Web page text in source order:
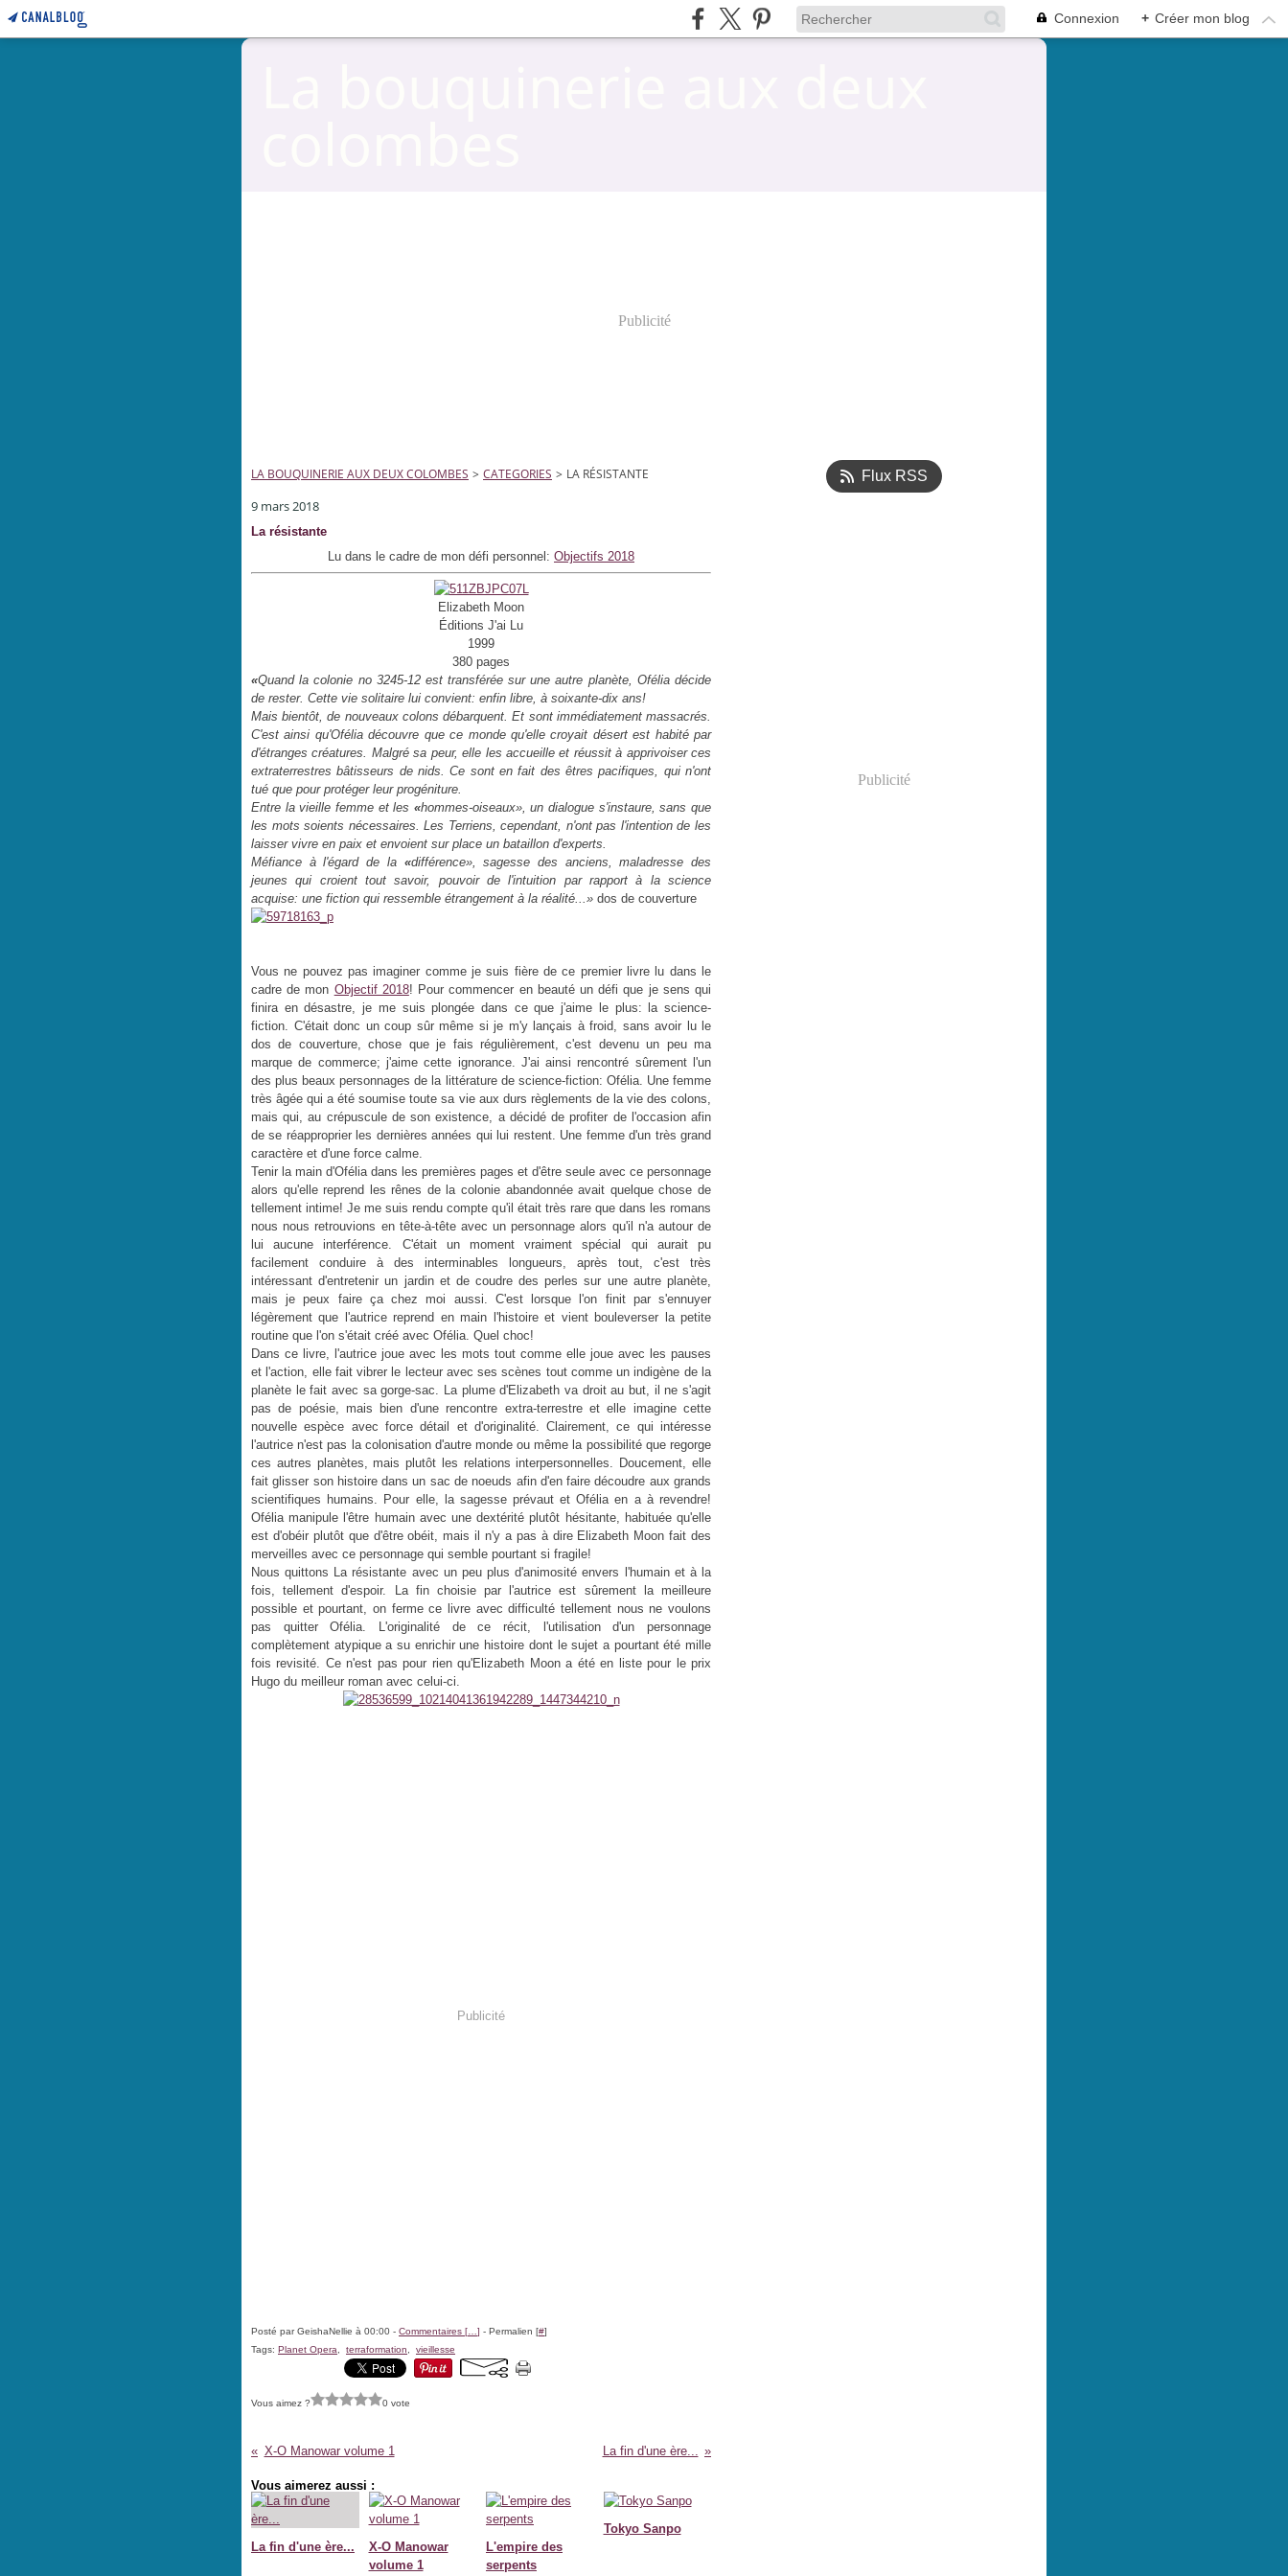
Connexion + Créer mon blog
Publicité
LA BOUQUINERIE AUX DEUX COLOMBES > CATEGORIES > LA RÉSISTANTE
9 mars 2018
La résistante
Lu dans le cadre de mon défi personnel: Objectifs 2018
Elizabeth Moon
Éditions J'ai Lu
1999
380 pages
«Quand la colonie no 3245-12 est transférée sur une autre planète, Ofélia décide
de rester. Cette vie solitaire lui convient: enfin libre, à soixante-dix ans!
Mais bientôt, de nouveaux colons débarquent. Et sont immédiatement massacrés.
C'est ainsi qu'Ofélia découvre que ce monde qu'elle croyait désert est habité par
d'étranges créatures. Malgré sa peur, elle les accueille et réussit à apprivoiser ces
extraterrestres bâtisseurs de nids. Ce sont en fait des êtres pacifiques, qui n'ont
tué que pour protéger leur progéniture.
Entre la vieille femme et les «hommes-oiseaux», un dialogue s'instaure, sans que
les mots soients nécessaires. Les Terriens, cependant, n'ont pas l'intention de les
laisser vivre en paix et envoient sur place un bataillon d'experts.
Méfiance à l'égard de la «différence», sagesse des anciens, maladresse des
jeunes qui croient tout savoir, pouvoir de l'intuition par rapport à la science
acquise: une fiction qui ressemble étrangement à la réalité...» dos de couverture
Vous ne pouvez pas imaginer comme je suis fière de ce premier livre lu dans le
cadre de mon Objectif 2018! Pour commencer en beauté un défi que je sens qui
finira en désastre, je me suis plongée dans ce que j'aime le plus: la science-
fiction. C'était donc un coup sûr même si je m'y lançais à froid, sans avoir lu le
dos de couverture, chose que je fais régulièrement, c'est devenu un peu ma
marque de commerce; j'aime cette ignorance. J'ai ainsi rencontré sûrement l'un
des plus beaux personnages de la littérature de science-fiction: Ofélia. Une femme
très âgée qui a été soumise toute sa vie aux durs règlements de la vie des colons,
mais qui, au crépuscule de son existence, a décidé de profiter de l'occasion afin
de se réapproprier les dernières années qui lui restent. Une femme d'un très grand
caractère et d'une force calme.
Tenir la main d'Ofélia dans les premières pages et d'être seule avec ce personnage
alors qu'elle reprend les rênes de la colonie abandonnée avait quelque chose de
tellement intime! Je me suis rendu compte qu'il était très rare que dans les romans
nous nous retrouvions en tête-à-tête avec un personnage alors qu'il n'a autour de
lui aucune interférence. C'était un moment vraiment spécial qui aurait pu
facilement conduire à des interminables longueurs, après tout, c'est très
intéressant d'entretenir un jardin et de coudre des perles sur une autre planète,
mais je peux faire ça chez moi aussi. C'est lorsque l'on finit par s'ennuyer
légèrement que l'autrice reprend en main l'histoire et vient bouleverser la petite
routine que l'on s'était créé avec Ofélia. Quel choc!
Dans ce livre, l'autrice joue avec les mots tout comme elle joue avec les pauses
et l'action, elle fait vibrer le lecteur avec ses scènes tout comme un indigène de la
planète le fait avec sa gorge-sac. La plume d'Elizabeth va droit au but, il ne s'agit
pas de poésie, mais bien d'une rencontre extra-terrestre et elle imagine cette
nouvelle espèce avec force détail et d'originalité. Clairement, ce qui intéresse
l'autrice n'est pas la colonisation d'autre monde ou même la possibilité que regorge
ces autres planètes, mais plutôt les relations interpersonnelles. Doucement, elle
fait glisser son histoire dans un sac de noeuds afin d'en faire découdre aux grands
scientifiques humains. Pour elle, la sagesse prévaut et Ofélia en a à revendre!
Ofélia manipule l'être humain avec une dextérité plutôt hésitante, habituée qu'elle
est d'obéir plutôt que d'être obéit, mais il n'y a pas à dire Elizabeth Moon fait des
merveilles avec ce personnage qui semble pourtant si fragile!
Nous quittons La résistante avec un peu plus d'animosité envers l'humain et à la
fois, tellement d'espoir. La fin choisie par l'autrice est sûrement la meilleure
possible et pourtant, on ferme ce livre avec difficulté tellement nous ne voulons
pas quitter Ofélia. L'originalité de ce récit, l'utilisation d'un personnage
complètement atypique a su enrichir une histoire dont le sujet a pourtant été mille
fois revisité. Ce n'est pas pour rien qu'Elizabeth Moon a été en liste pour le prix
Hugo du meilleur roman avec celui-ci.
Publicité
Posté par GeishaNellie à 00:00 - Commentaires [ ] - Permalien [#]
Tags: Planet Opera terraformation vieillesse
Vous aimez ? 0 vote
X-O Manowar volume 1 La fin d'une ère...
Vous aimerez aussi :
La fin d'une ère...
X-O Manowar
volume 1
L'empire des
serpents
Tokyo Sanpo
Flux RSS
Publicité